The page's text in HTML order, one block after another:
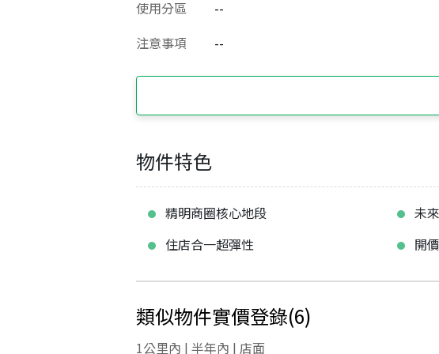
使用分區
--
注意事項
--
物件特色
精明商圈核心地段 未
住店合一超彈性
開
類似物件實價登錄(6)
1公里內 | 半年內 | 店面